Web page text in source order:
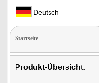
Deutsch
Startseite
Produkt-Übersicht: